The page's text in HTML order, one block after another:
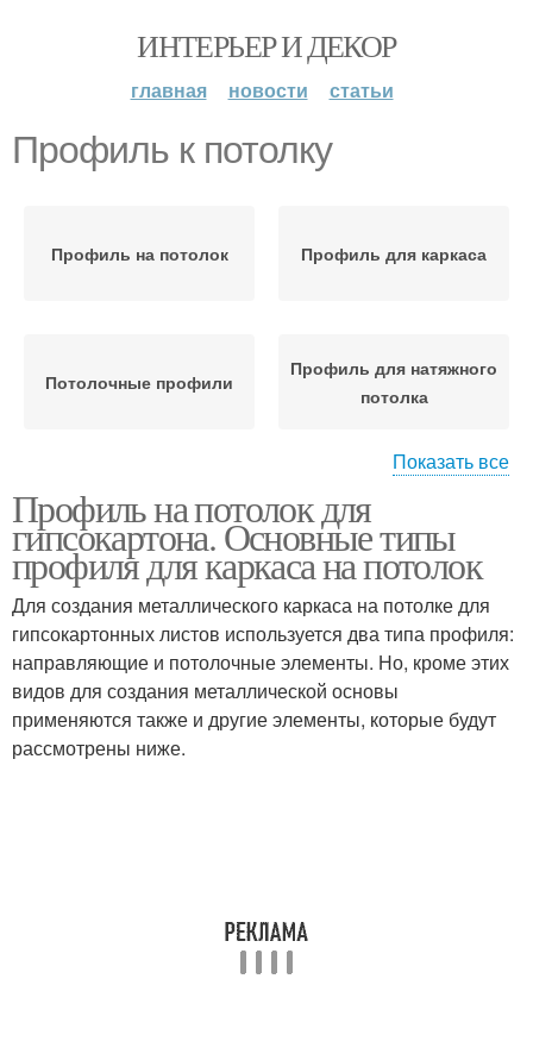
ИНТЕРЬЕР И ДЕКОР
главная новости статьи
Профиль к потолку
Профиль на потолок Профиль для каркаса
Потолочные профили
Профиль для натяжного
потолка
Гипсокартон на потолок Профиль при создании
Каркас из профиля Стоечный профиль
Профиль для
Показать все
Профиль на потолок для
гипсокартона. Основные типы
профиля для каркаса на потолок
Для создания металлического каркаса на потолке для
гипсокартонных листов используется два типа профиля:
направляющие и потолочные элементы. Но, кроме этих
видов для создания металлической основы
применяются также и другие элементы, которые будут
рассмотрены ниже.